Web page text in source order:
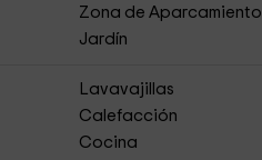
Zona de Aparcamiento
Jardín
Lavavajillas
Calefacción
Cocina